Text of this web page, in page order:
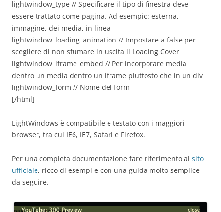
lightwindow_type // Specificare il tipo di finestra deve
essere trattato come pagina. Ad esempio: esterna,
immagine, dei media, in linea
lightwindow_loading_animation // Impostare a false per
scegliere di non sfumare in uscita il Loading Cover
lightwindow_iframe_embed // Per incorporare media
dentro un media dentro un iframe piuttosto che in un div
lightwindow_form // Nome del form
[/html]
LightWindows è compatibile e testato con i maggiori
browser, tra cui IE6, IE7, Safari e Firefox.
Per una completa documentazione fare riferimento al sito
ufficiale, ricco di esempi e con una guida molto semplice
da seguire.